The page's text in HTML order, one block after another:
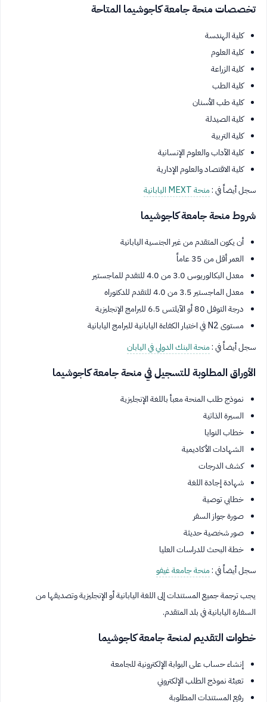
تخصصات منحة جامعة كاجوشيما المتاحة
كلية الهندسة
كلية العلوم
كلية الزراعة
كلية الطب
كلية طب الأسنان
كلية الصيدلة
كلية التربية
كلية الآداب والعلوم الإنسانية
كلية الاقتصاد والعلوم الإدارية
سجل أيضاً في :منحة MEXT اليابانية
شروط منحة جامعة كاجوشيما
أن يكون المتقدم من غير الجنسية اليابانية
العمر أقل من 35 عاماً
معدل البكالوريوس 3.0 من 4.0 للتقدم للماجستير
معدل الماجستير 3.5 من 4.0 للتقدم للدكتوراه
درجة التوفل 80 أو الآيلتس 6.5 للبرامج الإنجليزية
مستوى N2 في اختبار الكفاءة اليابانية للبرامج اليابانية
سجل أيضاً في :منحة البنك الدولي في اليابان
الأوراق المطلوبة للتسجيل في منحة جامعة كاجوشيما
نموذج طلب المنحة معبأ باللغة الإنجليزية
السيرة الذاتية
خطاب النوايا
الشهادات الأكاديمية
كشف الدرجات
شهادة إجادة اللغة
خطابي توصية
صورة جواز السفر
صور شخصية حديثة
خطة البحث للدراسات العليا
سجل أيضاً في :منحة جامعة غيفو
يجب ترجمة جميع المستندات إلى اللغة اليابانية أو الإنجليزية وتصديقها من
السفارة اليابانية في بلد المتقدم.
خطوات التقديم لمنحة جامعة كاجوشيما
إنشاء حساب على البوابة الإلكترونية للجامعة
تعبئة نموذج الطلب الإلكتروني
رفع المستندات المطلوبة